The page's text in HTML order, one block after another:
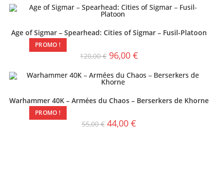
PROMO !
Age of Sigmar – Spearhead: Cities of Sigmar – Fusil-Platoon
120,00€ 96,00 €
PROMO !
Warhammer 40K – Armées du Chaos – Berserkers de Khorne
55,00€ 44,00 €